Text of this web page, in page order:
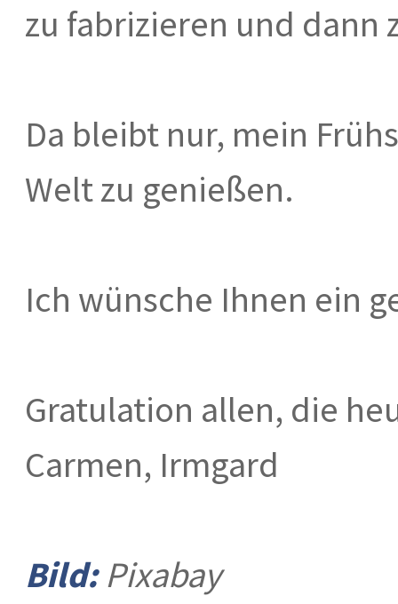
zu fabrizieren und dann
Da bleibt nur, mein
Welt zu genießen.
Ich wünsche Ihnen ein
Gratulation allen, die
Carmen, Irmgard
Bild:Pixabay